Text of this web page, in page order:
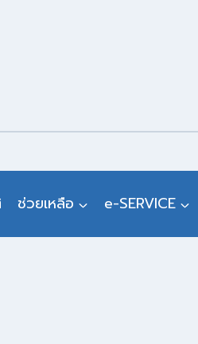
ช่วยเหลือ e-SERVICE